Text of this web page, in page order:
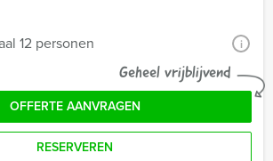
12 personen i
Geheel vrijblijvend
OFFERTE AANVRAGEN
RESERVEREN